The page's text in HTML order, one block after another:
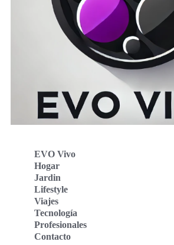
EVO Vivo
Hogar
Jardin
Lifestyle
Viajes
Tecnología
Profesionales
Contacto